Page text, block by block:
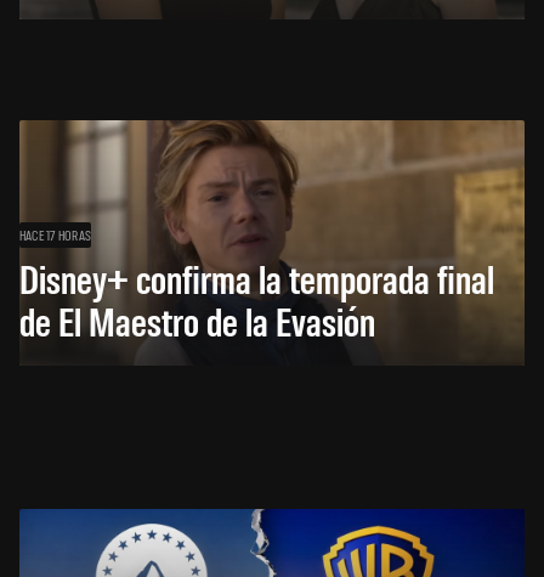
HACE 17 HORAS
Disney+ confirma la temporada final
de El Maestro de la Evasión